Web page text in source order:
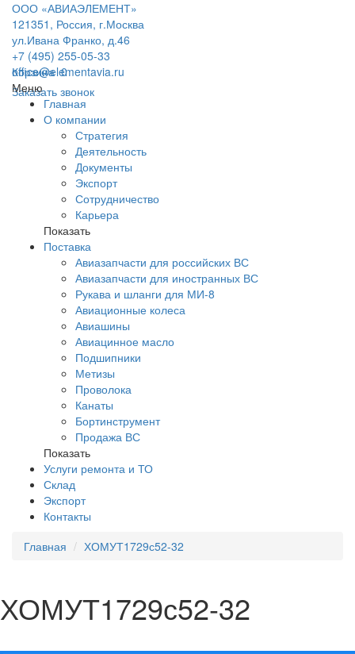
ООО «АВИАЭЛЕМЕНТ»
121351, Россия, г.Москва
ул.Ивана Франко, д.46
+7 (495) 255-05-33
office@elementavia.ru
Заказать звонок
Корзина0
Меню
Главная
О компании
Стратегия
Деятельность
Документы
Экспорт
Сотрудничество
Карьера
Показать
Поставка
Авиазапчасти для российских ВС
Авиазапчасти для иностранных ВС
Рукава и шланги для МИ-8
Авиационные колеса
Авиашины
Авиацинное масло
Подшипники
Метизы
Проволока
Канаты
Бортинструмент
Продажа ВС
Показать
Услуги ремонта и ТО
Склад
Экспорт
Контакты
Главная
ХОМУТ1729с52-32
ХОМУТ1729с52-32